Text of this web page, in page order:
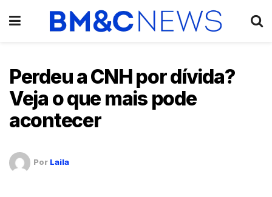
Perdeu a CNH por dívida?
Veja o que mais pode
acontecer
Por Laila